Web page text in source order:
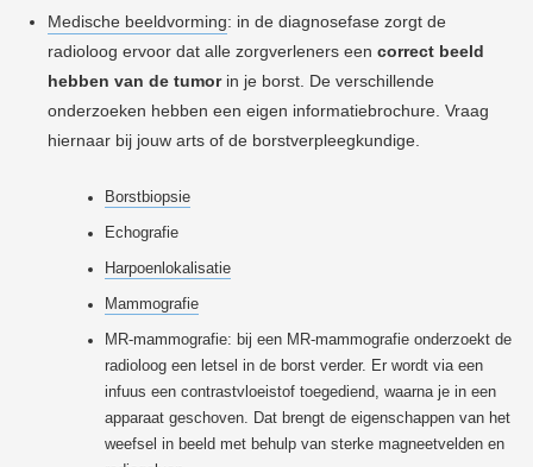
Medische beeldvorming: in de diagnosefase zorgt de
radioloog ervoor dat alle zorgverleners een correct beeld
hebben van de tumor in je borst. De verschillende
onderzoeken hebben een eigen informatiebrochure. Vraag
hiernaar bij jouw arts of de borstverpleegkundige.
Borstbiopsie
Echografie
Harpoenlokalisatie
Mammografie
MR-mammografie: bij een MR-mammografie onderzoekt de
radioloog een letsel in de borst verder. Er wordt via een
infuus een contrastvloeistof toegediend, waarna je in een
apparaat geschoven. Dat brengt de eigenschappen van het
weefsel in beeld met behulp van sterke magneetvelden en